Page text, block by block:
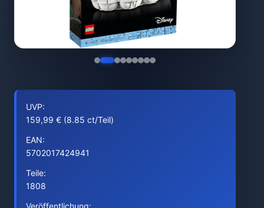
UVP:
159,99 € (8.85 ct/Teil)
EAN:
5702017424941
Teile:
1808
Veröffentlichung: